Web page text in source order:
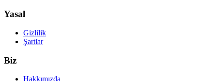
Yasal
Gizlilik
Şartlar
Biz
Hakkımızda